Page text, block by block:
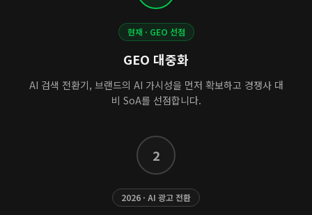
현재 · GEO 선점
GEO 대중화
AI 검색 전환기, 브랜드의 AI 가시성을 먼저 확보하고 경쟁사 대
비 SoA를 선점합니다.
2
2026 · AI 광고 전환